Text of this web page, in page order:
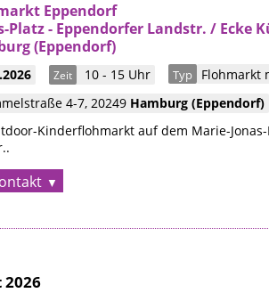
Eppendorf
Platz - Eppendorfer Landstr. / Ecke
(Eppendorf)
Zeit 10 - 15 Uhr Typ Flohmarkt
4-7, 20249 Hamburg (Eppendorf)
Kinderflohmarkt auf dem Marie-
2026